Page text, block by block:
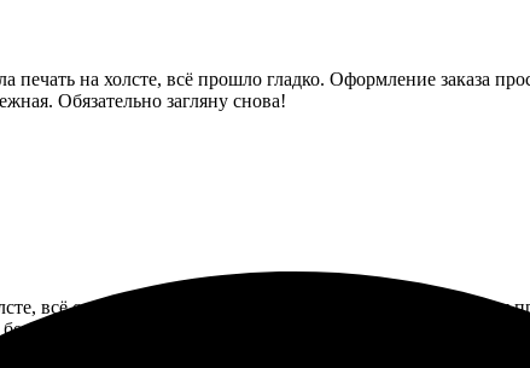
печать на холсте, всё прошло гладко. Оформление заказа
Обязательно загляну снова!
всё сделано быстро и качественно. Процесс
лишних проблем. Результат превзошёл ожидания!